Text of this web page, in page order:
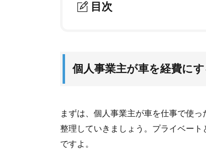
目次
1-2. 走行距離で算出する合理的な比率
1-5. ローンの利息とリサイクル料金の
個人事業主が車を経費に
まずは、個人事業主が車を仕事で使
整理していきましょう。プライベー
ですよ。